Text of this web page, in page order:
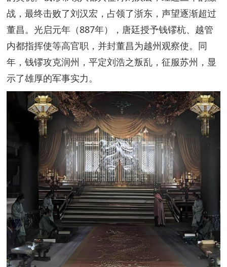
战，最终击败了刘汉宏，占领了浙东，声望逐渐超过
董昌。光启元年（887年），唐廷授予钱镠杭、越管
内都指挥使等高官职，并封董昌为越州观察使。同
年，钱镠攻克润州，平定刘浩之叛乱，征服苏州，显
示了雄厚的军事实力。